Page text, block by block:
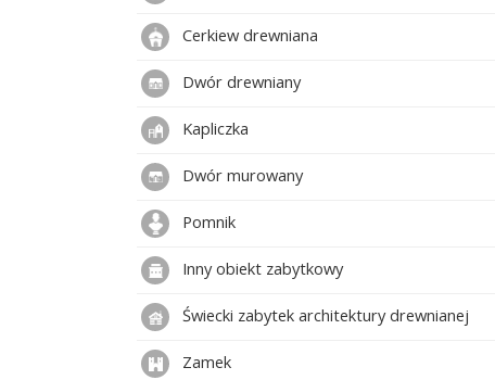
Cerkiew drewniana
Dwór drewniany
Kapliczka
Dwór murowany
Pomnik
Inny obiekt zabytkowy
Świecki zabytek architektury drewnianej
Zamek